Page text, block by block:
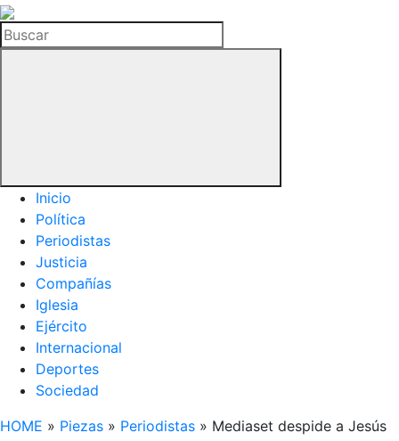
La
Hemeroteca
del
Buscar
Inicio
Política
Periodistas
Justicia
Compañías
Iglesia
Ejército
Internacional
Deportes
Sociedad
HOME » Piezas » Periodistas » Mediaset despide a Jesús